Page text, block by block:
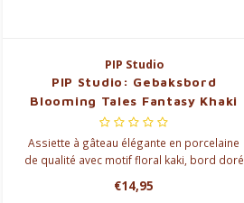
PIP Studio
PIP Studio: Gebaksbord
Blooming Tales Fantasy Khaki
17cm
Assiette à gâteau élégante en porcelaine
de qualité avec motif floral kaki, bord doré
gâteau, dessert et petites bouchées
€14,95